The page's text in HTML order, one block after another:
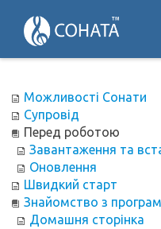
Можливості Сонати
Супровід
Перед роботою
Завантаження та
Оновлення
Швидкий старт
Знайомство з
Домашня сторінка